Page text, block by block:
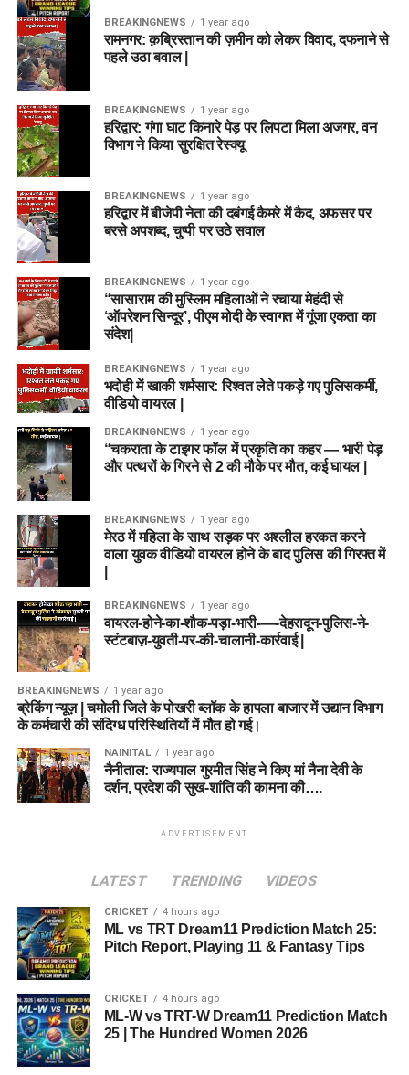
BREAKINGNEWS 1 year ago
रामनगर: क़ब्रिस्तान की ज़मीन को लेकर विवाद, दफनाने से
पहले उठा बवाल |
BREAKINGNEWS 1 year ago
हरिद्वार: गंगा घाट किनारे पेड़ पर लिपटा मिला अजगर, वन
विभाग ने किया सुरक्षित रेस्क्यू
BREAKINGNEWS 1 year ago
हरिद्वार में बीजेपी नेता की दबंगई कैमरे में कैद, अफसर पर
बरसे अपशब्द, चुप्पी पर उठे सवाल
BREAKINGNEWS 1 year ago
“सासाराम की मुस्लिम महिलाओं ने रचाया मेहंदी से
‘ऑपरेशन सिन्दूर’, पीएम मोदी के स्वागत में गूंजा एकता का
संदेश|
BREAKINGNEWS 1 year ago
भदोही में खाकी शर्मसार: रिश्वत लेते पकड़े गए पुलिसकर्मी,
वीडियो वायरल |
BREAKINGNEWS 1 year ago
“चकराता के टाइगर फॉल में प्रकृति का कहर — भारी पेड़
और पत्थरों के गिरने से 2 की मौके पर मौत, कई घायल |
BREAKINGNEWS 1 year ago
मेरठ में महिला के साथ सड़क पर अश्लील हरकत करने
वाला युवक वीडियो वायरल होने के बाद पुलिस की गिरफ्त में
BREAKINGNEWS 1 year ago
वायरल-होने-का-शौक-पड़ा-भारी-—-देहरादून-पुलिस-ने-
स्टंटबाज़-युवती-पर-की-चालानी-कार्रवाई |
BREAKINGNEWS 1 year ago
ब्रेकिंग न्यूज़ | चमोली जिले के पोखरी ब्लॉक के हापला बाजार में उद्यान विभाग
के कर्मचारी की संदिग्ध परिस्थितियों में मौत हो गई।
NAINITAL 1 year ago
नैनीताल: राज्यपाल गुरमीत सिंह ने किए मां नैना देवी के
दर्शन, प्रदेश की सुख-शांति की कामना की….
ADVERTISEMENT
LATEST TRENDING VIDEOS
CRICKET 4 hours ago
ML vs TRT Dream11 Prediction Match 25:
Pitch Report, Playing 11 & Fantasy Tips
CRICKET 4 hours ago
ML-W vs TRT-W Dream11 Prediction Match
25 | The Hundred Women 2026